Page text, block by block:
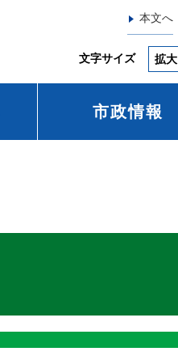
本文へ
文字サイズ 拡大
市政情報